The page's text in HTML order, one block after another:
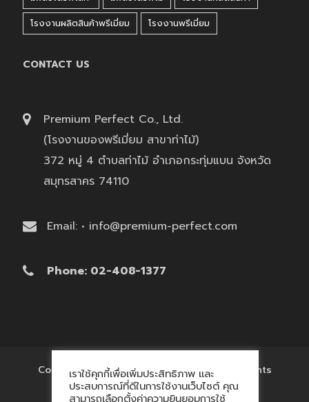
โรงงานผลิตสินค้าพรีเมี่ยม
โรงงานพรีเมี่ยม
CONTACT US
Premium Perfect Co., Ltd.
(โรงงานของพรีเมี่ยม สาขาท่าไม้)
372 หมู่ 4 ตำบลท่าไม้ อำเภอกระทุ่มแบน จังหวัด
สมุทรสาคร 74110
Email: • info@premium-perfect.com
Phone: 02-408-1377
Copyright © 2017 'โรงงานของพรีเมี่ยม' All Rights
Reserved.
เราใช้คุกกี้เพื่อเพิ่มประสิทธิภาพ และ
ประสบการณ์ที่ดีในการใช้งานเว็บไซต์ คุณ
สามารถเลือกตั้งค่าความยินยอมการใช้